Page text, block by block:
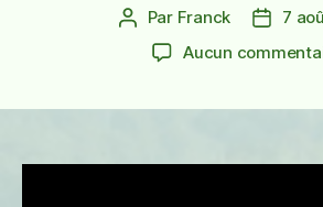
Auteur
l’article
Par Franck
Date
7
Aucun